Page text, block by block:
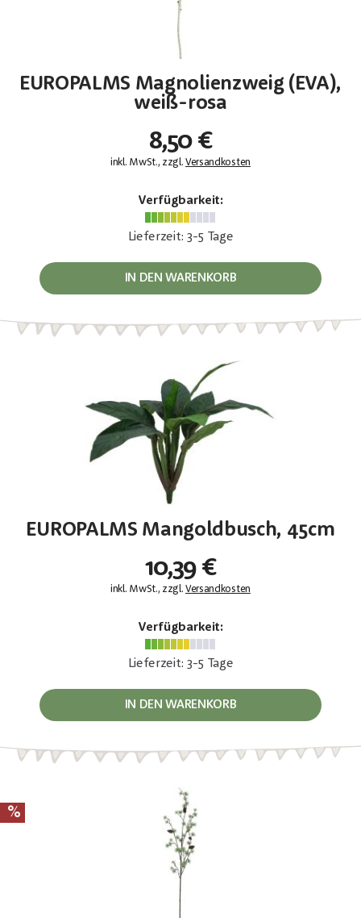
EUROPALMS Magnolienzweig (EVA),
weiß-rosa
8,50 €
inkl. MwSt., zzgl.Versandkosten
Verfügbarkeit:
Lieferzeit: 3-5 Tage
IN DEN WARENKORB
EUROPALMS Mangoldbusch, 45cm
10,39 €
inkl. MwSt., zzgl.Versandkosten
Verfügbarkeit:
Lieferzeit: 3-5 Tage
IN DEN WARENKORB